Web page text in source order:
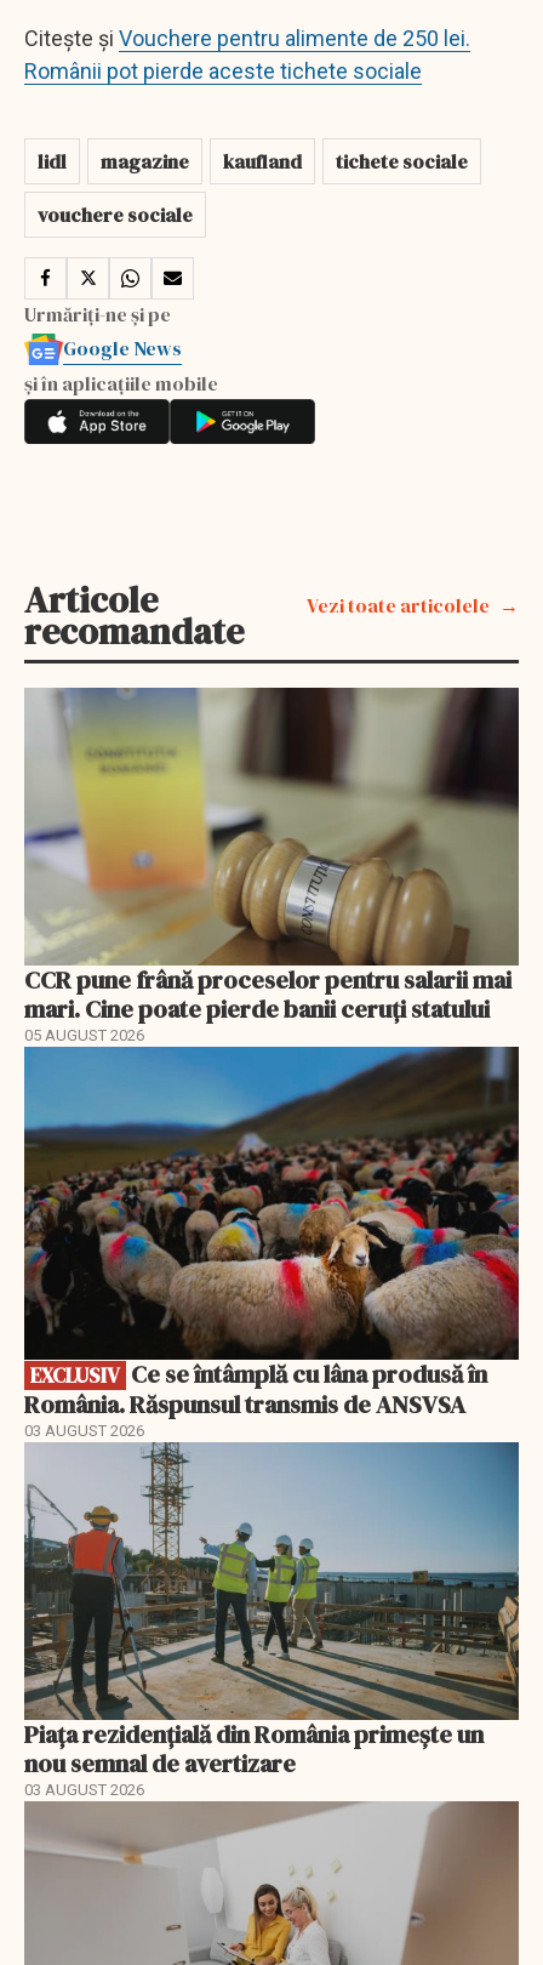
Citește și Vouchere pentru alimente de 250 lei.
Românii pot pierde aceste tichete sociale
lidl magazine kaufland
tichete sociale
vouchere sociale
Urmăriți-ne și pe
Google News
și în aplicațiile mobile
Articole
recomandate
Vezi toate articolele
CCR pune frână proceselor pentru salarii mai
mari. Cine poate pierde banii ceruți statului
05 AUGUST 2026
EXCLUSIV
România. Răspunsul transmis de ANSVSA
03 AUGUST 2026
Piața rezidențială din România primește un
nou semnal de avertizare
03 AUGUST 2026